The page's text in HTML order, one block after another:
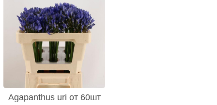
Agapanthus uri от 60шт